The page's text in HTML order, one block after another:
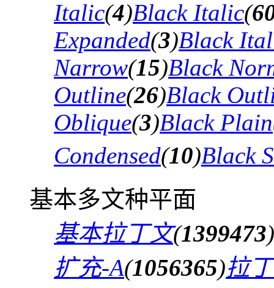
Italic(4)Black Italic(
Expanded(3)Black
Narrow(15)Black
Outline(26)Black
Oblique(3)Black Plain
Condensed(10)Black
基本多文种平面
基本拉丁文(1399473)
扩充-A(1056365)拉